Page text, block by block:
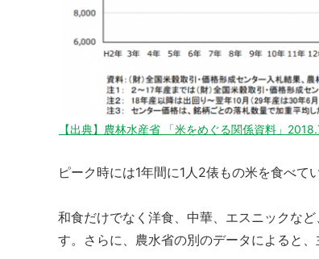
【出典】農林水産省 「米をめぐる関係資料」
ピーク時には1年間に1人2俵もの米を食べて
和食だけでなく洋食、中華、エスニックな
す。さらに、農水省の別のデータによると